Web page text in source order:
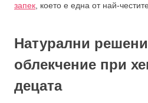
запек, което е една от най-
Натурални
облекчение при
децата